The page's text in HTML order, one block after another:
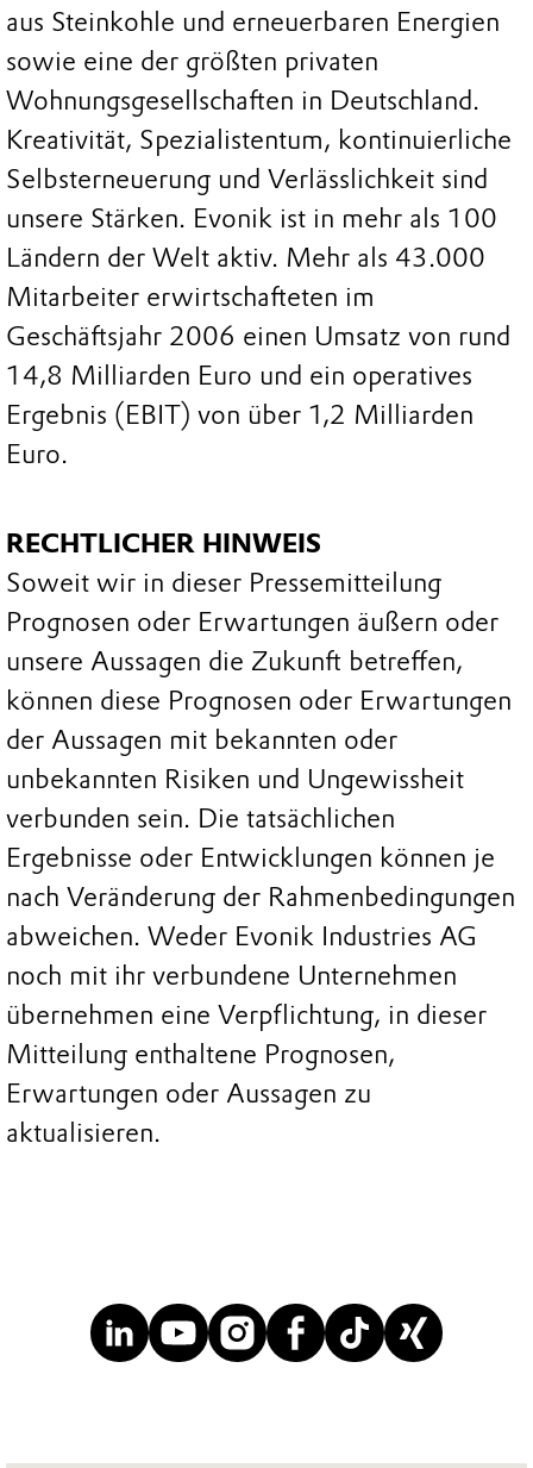
aus Steinkohle und erneuerbaren Energien
sowie eine der größten privaten
Wohnungsgesellschaften in Deutschland.
Kreativität, Spezialistentum, kontinuierliche
Selbsterneuerung und Verlässlichkeit sind
unsere Stärken. Evonik ist in mehr als 100
Ländern der Welt aktiv. Mehr als 43.000
Mitarbeiter erwirtschafteten im
Geschäftsjahr 2006 einen Umsatz von rund
14,8 Milliarden Euro und ein operatives
Ergebnis (EBIT) von über 1,2 Milliarden
Euro.
RECHTLICHER HINWEIS
Soweit wir in dieser Pressemitteilung
Prognosen oder Erwartungen äußern oder
unsere Aussagen die Zukunft betreffen,
können diese Prognosen oder Erwartungen
der Aussagen mit bekannten oder
unbekannten Risiken und Ungewissheit
verbunden sein. Die tatsächlichen
Ergebnisse oder Entwicklungen können je
nach Veränderung der Rahmenbedingungen
abweichen. Weder Evonik Industries AG
noch mit ihr verbundene Unternehmen
übernehmen eine Verpflichtung, in dieser
Mitteilung enthaltene Prognosen,
Erwartungen oder Aussagen zu
aktualisieren.